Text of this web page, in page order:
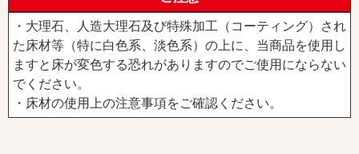
・大理石、人造大理石及び特殊加工（コーティング）され
た床材等（特に白色系、淡色系）の上に、当商品を使用し
ますと床が変色する恐れがありますのでご使用にならない
でください。
・床材の使用上の注意事項をご確認ください。